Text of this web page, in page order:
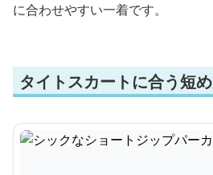
に合わせやすい一着です。
タイトスカートに合う短